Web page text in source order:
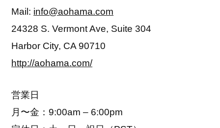
Mail: info@aohama.com
24328 S. Vermont Ave, Suite 304
Harbor City, CA 90710
http://aohama.com/
営業日
月〜金：9:00am – 6:00pm